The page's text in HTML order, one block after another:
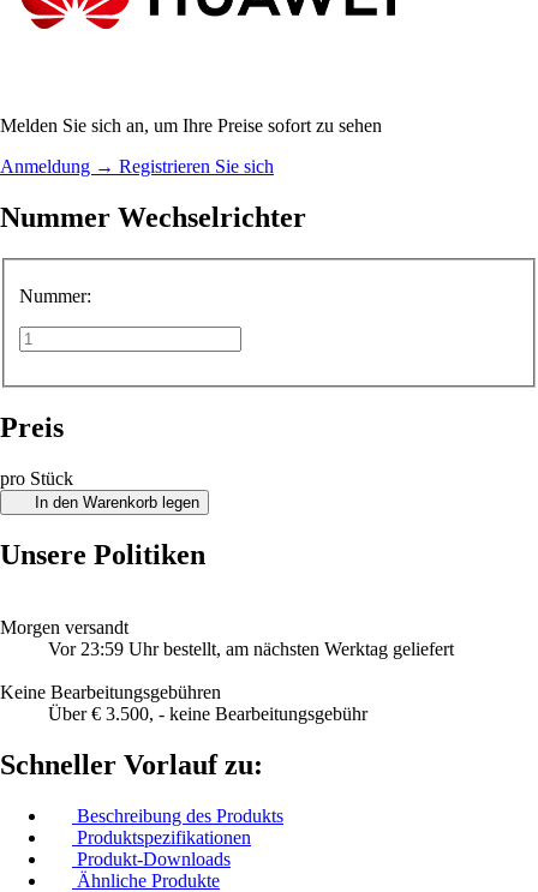
Melden Sie sich an, um Ihre Preise sofort zu sehen
Anmeldung → Registrieren Sie sich
Nummer Wechselrichter
Nummer:
Preis
pro Stück
In den Warenkorb legen
Unsere Politiken
Morgen versandt
Vor 23:59 Uhr bestellt, am nächsten Werktag geliefert
Keine Bearbeitungsgebühren
Über € 3.500, - keine Bearbeitungsgebühr
Schneller Vorlauf zu:
Beschreibung des Produkts
Produktspezifikationen
Produkt-Downloads
Ähnliche Produkte